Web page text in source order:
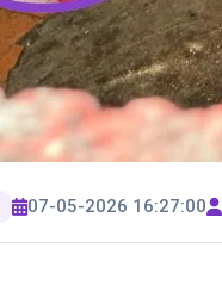
07-05-2026 16:27:00